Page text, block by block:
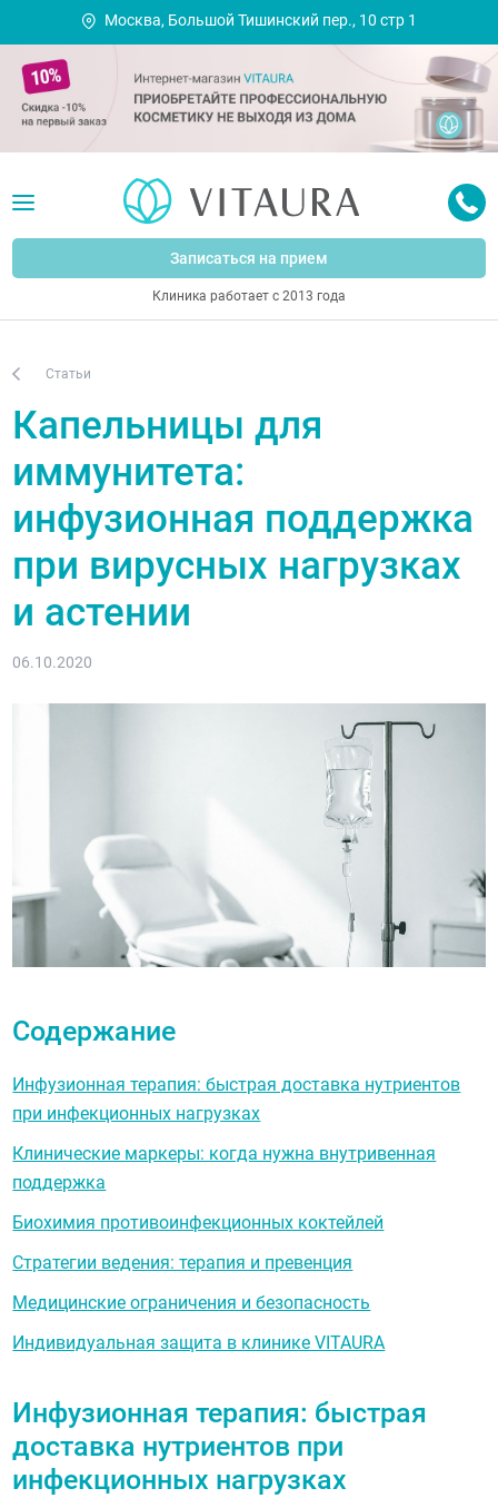
Москва, Большой Тишинский пер., 10 стр 1
Записаться на прием
Клиника работает с 2013 года
Статьи
Капельницы для
иммунитета:
инфузионная поддержка
при вирусных нагрузках
и астении
06.10.2020
Содержание
Инфузионная терапия: быстрая доставка нутриентов
при инфекционных нагрузках
Клинические маркеры: когда нужна внутривенная
поддержка
Биохимия противоинфекционных коктейлей
Стратегии ведения: терапия и превенция
Медицинские ограничения и безопасность
Индивидуальная защита в клинике VITAURA
Инфузионная терапия: быстрая
доставка нутриентов при
инфекционных нагрузках